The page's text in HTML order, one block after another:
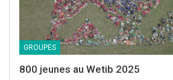
GROUPES
800 jeunes au Wetib 2025